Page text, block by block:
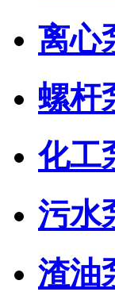
离心
螺杆
化工
污水
渣油